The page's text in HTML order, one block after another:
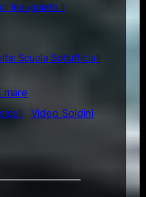
inaugurato il
Scuola Sottufficiali
mare
Video Soldini